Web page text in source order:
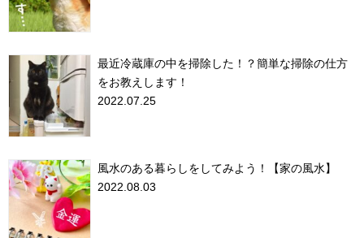
最近冷蔵庫の中を掃除した！？簡単な掃除の仕方
をお教えします！
2022.07.25
風水のある暮らしをしてみよう！【家の風水】
2022.08.03